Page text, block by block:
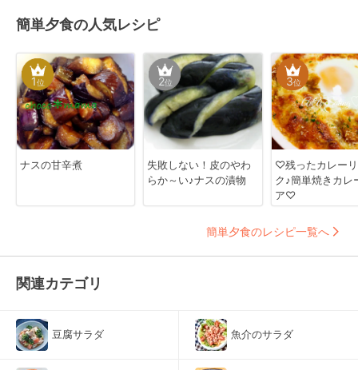
簡単夕食の人気レシピ
1位
ナスの甘辛煮
2位
失敗しない！皮のやわ
らか～い♪ナスの漬物
3位
♡残ったカレー
ク♪簡単焼きカレ
ア♡
簡単夕食のレシピ一覧へ
関連カテゴリ
豆腐サラダ 魚介のサラダ